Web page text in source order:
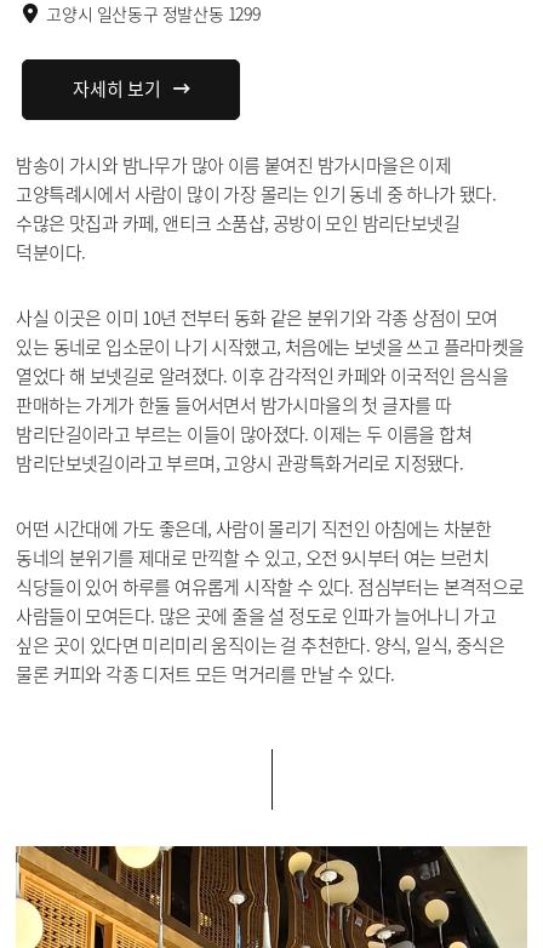
고양시 일산동구 정발산동 1299
자세히 보기
밤송이 가시와 밤나무가 많아 이름 붙여진 밤가시마을은 이제
고양특례시에서 사람이 많이 가장 몰리는 인기 동네 중 하나가 됐다.
수많은 맛집과 카페, 앤티크 소품샵, 공방이 모인 밤리단보넷길
덕분이다.
사실 이곳은 이미 10년 전부터 동화 같은 분위기와 각종 상점이 모여
있는 동네로 입소문이 나기 시작했고, 처음에는 보넷을 쓰고 플라마켓을
열었다 해 보넷길로 알려졌다. 이후 감각적인 카페와 이국적인 음식을
판매하는 가게가 한둘 들어서면서 밤가시마을의 첫 글자를 따
밤리단길이라고 부르는 이들이 많아졌다. 이제는 두 이름을 합쳐
밤리단보넷길이라고 부르며, 고양시 관광특화거리로 지정됐다.
어떤 시간대에 가도 좋은데, 사람이 몰리기 직전인 아침에는 차분한
동네의 분위기를 제대로 만끽할 수 있고, 오전 9시부터 여는 브런치
식당들이 있어 하루를 여유롭게 시작할 수 있다. 점심부터는 본격적으로
사람들이 모여든다. 많은 곳에 줄을 설 정도로 인파가 늘어나니 가고
싶은 곳이 있다면 미리미리 움직이는 걸 추천한다. 양식, 일식, 중식은
물론 커피와 각종 디저트 모든 먹거리를 만날 수 있다.